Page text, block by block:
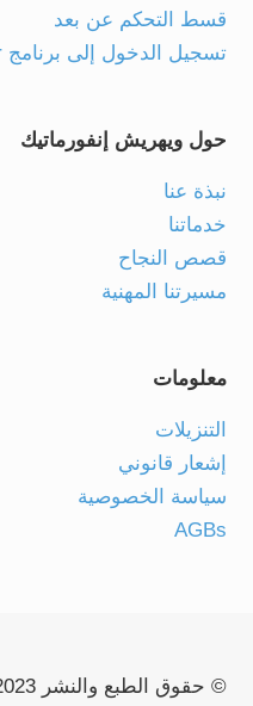
قسط التحكم عن بعد
تسجيل الدخول إلى برنامج TeamViewer
حول ويهريش إنفورماتيك
نبذة عنا
خدماتنا
قصص النجاح
مسيرتنا المهنية
معلومات
التنزيلات
إشعار قانوني
سياسة الخصوصية
AGBs